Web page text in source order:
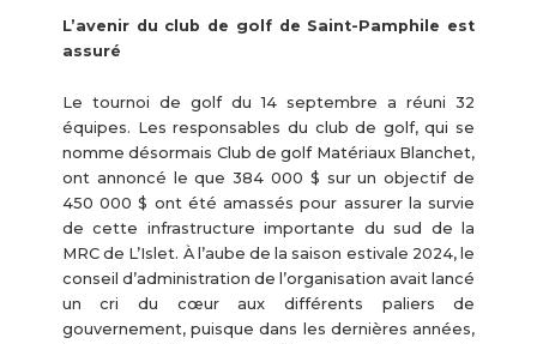
L’avenir du club de golf de Saint-Pamphile est
assuré
Le tournoi de golf du 14 septembre a réuni 32
équipes. Les responsables du club de golf, qui se
nomme désormais Club de golf Matériaux Blanchet,
ont annoncé le que 384 000 $ sur un objectif de
450 000 $ ont été amassés pour assurer la survie
de cette infrastructure importante du sud de la
MRC de L’Islet. À l’aube de la saison estivale 2024, le
conseil d’administration de l’organisation avait lancé
un cri du cœur aux différents paliers de
gouvernement, puisque dans les dernières années,